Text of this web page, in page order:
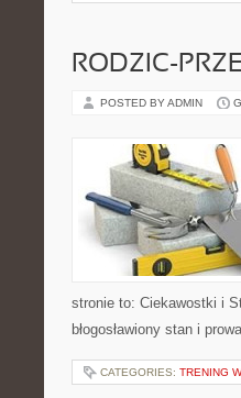
RODZIC-
POSTED BY ADMIN
stronie to: Ciekawostki i
błogosławiony stan i
CATEGORIES: TRENING